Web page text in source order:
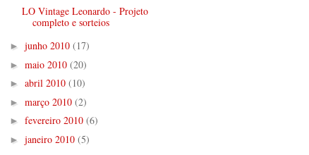
LO Vintage Leonardo - Projeto
completo e sorteios
► junho 2010 (17)
► maio 2010 (20)
► abril 2010 (10)
► março 2010 (2)
► fevereiro 2010 (6)
► janeiro 2010 (5)